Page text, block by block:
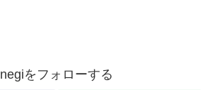
negiをフォローする